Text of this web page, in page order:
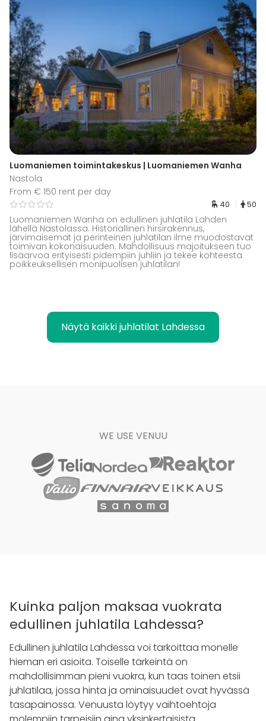
Luomaniemen toimintakeskus | Luomaniemen Wanha
Nastola
From € 150 rent per day
40 50
Luomaniemen Wanha on edullinen juhlatila Lahden
lähellä Nastolassa. Historiallinen hirsirakennus,
järvimaisemat ja perinteinen juhlatilan ilme muodostavat
toimivan kokonaisuuden. Mahdollisuus majoitukseen tuo
lisäarvoa erityisesti pidempiin juhliin ja tekee kohteesta
poikkeuksellisen monipuolisen juhlatilan!
Näytä kaikki juhlatilat Lahdessa
WE USE VENUU
Kuinka paljon maksaa vuokrata
edullinen juhlatila Lahdessa?
Edullinen juhlatila Lahdessa voi tarkoittaa monelle
hieman eri asioita. Toiselle tärkeintä on
mahdollisimman pieni vuokra, kun taas toinen etsii
juhlatilaa, jossa hinta ja ominaisuudet ovat hyvässä
tasapainossa. Venuusta löytyy vaihtoehtoja